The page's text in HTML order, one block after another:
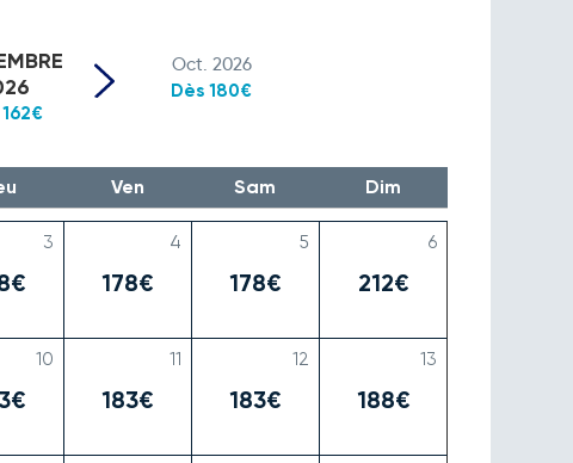
Oct. 2026
Dès 180€
178€ 178€ 212€
183€ 183€ 188€
Ven Sam Dim
3 4 5 6
10 11 12 13